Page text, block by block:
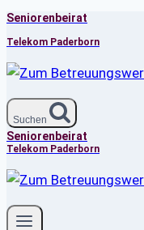
Zum
Inhalt
springen
Seniorenbeirat
Telekom Paderborn
Suchen
Seniorenbeirat
Telekom Paderborn